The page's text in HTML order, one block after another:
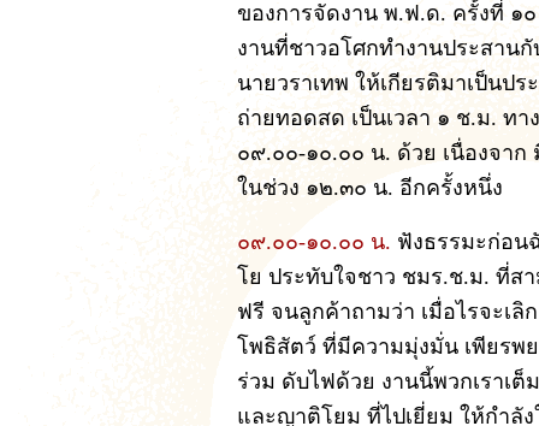
ของการจัดงาน พ.ฟ.ด. ครั้งที่ ๑
งานที่ชาวอโศกทำงานประสาน
นายวราเทพ ให้เกียรติมาเป็นป
ถ่ายทอดสด เป็นเวลา ๑ ช.ม. ท
๐๙.๐๐-๑๐.๐๐ น. ด้วย เนื่องจาก
ในช่วง ๑๒.๓๐ น. อีกครั้งหนึ่ง
๐๙.๐๐-๑๐.๐๐ น. ฟังธรรมะก่อน
โย ประทับใจชาว ชมร.ช.ม. ที่ส
ฟรี จนลูกค้าถามว่า เมื่อไรจะเ
โพธิสัตว์ ที่มีความมุ่งมั่น เพียรพ
ร่วม ดับไฟด้วย งานนี้พวกเราเ
และญาติโยม ที่ไปเยี่ยม ให้กำลั